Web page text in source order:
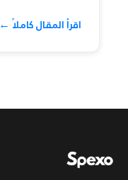
اقرأ المقال كاملاً ←